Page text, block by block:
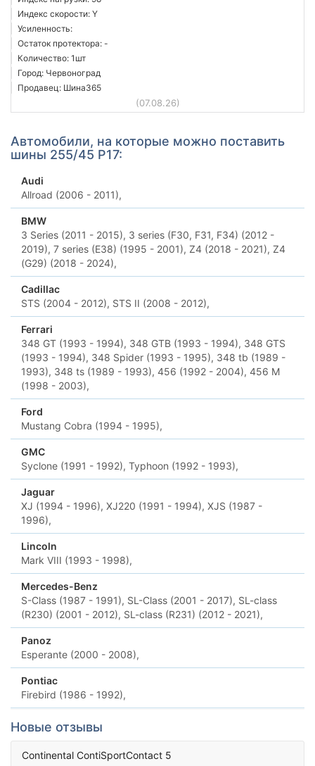
Индекс скорости: Y
Усиленность:
Остаток протектора: -
Количество: 1шт
Город: Червоноград
Продавец: Шина365
(07.08.26)
Автомобили, на которые можно поставить
шины 255/45 Р17:
Audi
Allroad (2006 - 2011),
BMW
3 Series (2011 - 2015), 3 series (F30, F31, F34) (2012 -
2019), 7 series (E38) (1995 - 2001), Z4 (2018 - 2021), Z4
(G29) (2018 - 2024),
Cadillac
STS (2004 - 2012), STS II (2008 - 2012),
Ferrari
348 GT (1993 - 1994), 348 GTB (1993 - 1994), 348 GTS
(1993 - 1994), 348 Spider (1993 - 1995), 348 tb (1989 -
1993), 348 ts (1989 - 1993), 456 (1992 - 2004), 456 M
(1998 - 2003),
Ford
Mustang Cobra (1994 - 1995),
GMC
Syclone (1991 - 1992), Typhoon (1992 - 1993),
Jaguar
XJ (1994 - 1996), XJ220 (1991 - 1994), XJS (1987 -
1996),
Lincoln
Mark VIII (1993 - 1998),
Mercedes-Benz
S-Class (1987 - 1991), SL-Class (2001 - 2017), SL-class
(R230) (2001 - 2012), SL-class (R231) (2012 - 2021),
Panoz
Esperante (2000 - 2008),
Pontiac
Firebird (1986 - 1992),
Новые отзывы
Continental ContiSportContact 5